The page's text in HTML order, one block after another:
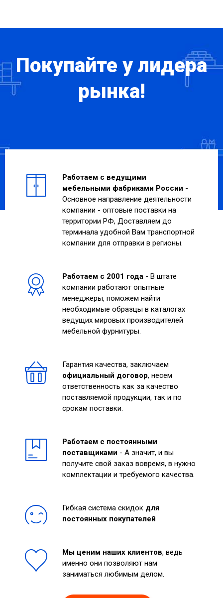
Покупайте у лидера
рынка!
Работаем с ведущими
мебельными фабриками России -
Основное направление деятельности
компании - оптовые поставки на
территории РФ, Доставляем до
терминала удобной Вам транспортной
компании для отправки в регионы.
Работаем с 2001 года - В штате
компании работают опытные
менеджеры, поможем найти
необходимые образцы в каталогах
ведущих мировых производителей
мебельной фурнитуры.
Гарантия качества, заключаем
официальный договор, несем
ответственность как за качество
поставляемой продукции, так и по
срокам поставки.
Работаем с постоянными
поставщиками - А значит, и вы
получите свой заказ вовремя, в нужно
комплектации и требуемого качества.
Гибкая система скидок для
постоянных покупателей
Мы ценим наших клиентов, ведь
именно они позволяют нам
заниматься любимым делом.